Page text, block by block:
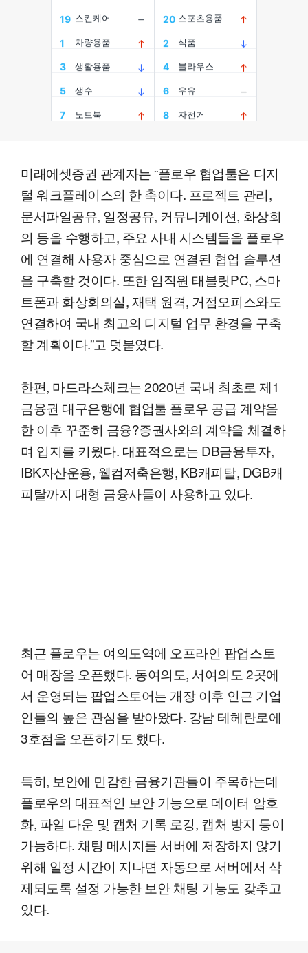
미래에셋증권 관계자는 “플로우 협업툴은 디지
털 워크플레이스의 한 축이다. 프로젝트 관리,
문서파일공유, 일정공유, 커뮤니케이션, 화상회
의 등을 수행하고, 주요 사내 시스템들을 플로우
에 연결해 사용자 중심으로 연결된 협업 솔루션
을 구축할 것이다. 또한 임직원 태블릿PC, 스마
트폰과 화상회의실, 재택 원격, 거점오피스와도
연결하여 국내 최고의 디지털 업무 환경을 구축
할 계획이다.”고 덧붙였다.
한편, 마드라스체크는 2020년 국내 최초로 제1
금융권 대구은행에 협업툴 플로우 공급 계약을
한 이후 꾸준히 금융?증권사와의 계약을 체결하
며 입지를 키웠다. 대표적으로는 DB금융투자,
IBK자산운용, 웰컴저축은행, KB캐피탈, DGB캐
피탈까지 대형 금융사들이 사용하고 있다.
최근 플로우는 여의도역에 오프라인 팝업스토
어 매장을 오픈했다. 동여의도, 서여의도 2곳에
서 운영되는 팝업스토어는 개장 이후 인근 기업
인들의 높은 관심을 받아왔다. 강남 테헤란로에
3호점을 오픈하기도 했다.
특히, 보안에 민감한 금융기관들이 주목하는데
플로우의 대표적인 보안 기능으로 데이터 암호
화, 파일 다운 및 캡처 기록 로깅, 캡처 방지 등이
가능하다. 채팅 메시지를 서버에 저장하지 않기
위해 일정 시간이 지나면 자동으로 서버에서 삭
제되도록 설정 가능한 보안 채팅 기능도 갖추고
있다.